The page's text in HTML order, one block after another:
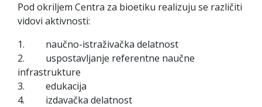
Pod okriljem Centra za bioetiku realizuju se različiti
vidovi aktivnosti:
1. naučno-istraživačka delatnost
2. uspostavljanje referentne naučne
infrastrukture
3. edukacija
4. izdavačka delatnost